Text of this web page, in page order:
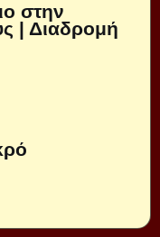
στην
| Διαδρομή